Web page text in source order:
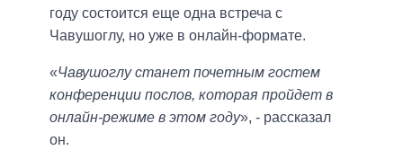
году состоится еще одна встреча с
Чавушоглу, но уже в онлайн-формате.
«Чавушоглу станет почетным гостем
конференции послов, которая пройдет в
онлайн-режиме в этом году», - рассказал
он.